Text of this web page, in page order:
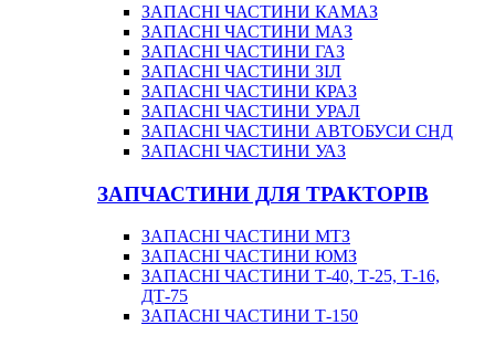
ЗАПАСНІ ЧАСТИНИ КАМАЗ
ЗАПАСНІ ЧАСТИНИ МАЗ
ЗАПАСНІ ЧАСТИНИ ГАЗ
ЗАПАСНІ ЧАСТИНИ ЗІЛ
ЗАПАСНІ ЧАСТИНИ КРАЗ
ЗАПАСНІ ЧАСТИНИ УРАЛ
ЗАПАСНІ ЧАСТИНИ АВТОБУСИ СНД
ЗАПАСНІ ЧАСТИНИ УАЗ
ЗАПЧАСТИНИ ДЛЯ ТРАКТОРІВ
ЗАПАСНІ ЧАСТИНИ МТЗ
ЗАПАСНІ ЧАСТИНИ ЮМЗ
ЗАПАСНІ ЧАСТИНИ Т-40, Т-25, Т-16,
ДТ-75
ЗАПАСНІ ЧАСТИНИ Т-150